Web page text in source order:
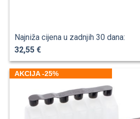
Najniža cijena u zadnjih 30 dana:
32,55 €
AKCIJA -25%